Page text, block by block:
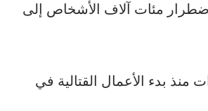
مئات آلاف الأشخاص إلى
أن الكثيرين أجبروا على النزوح 5 أو 10 مرات منذ بدء الأعمال القتالية في